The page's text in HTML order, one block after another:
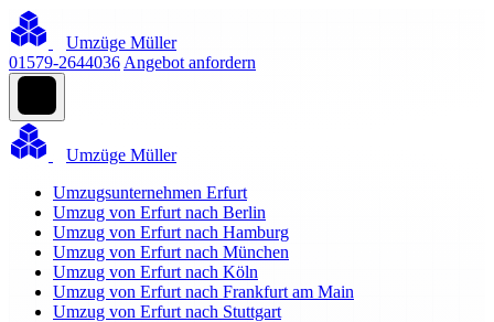
Umzüge Müller
01579-2644036 Angebot anfordern
Umzüge Müller
Umzugsunternehmen Erfurt
Umzug von Erfurt nach Berlin
Umzug von Erfurt nach Hamburg
Umzug von Erfurt nach München
Umzug von Erfurt nach Köln
Umzug von Erfurt nach Frankfurt am Main
Umzug von Erfurt nach Stuttgart